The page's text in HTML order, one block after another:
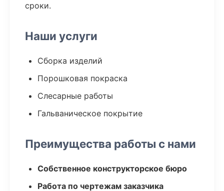
сроки.
Наши услуги
Сборка изделий
Порошковая покраска
Слесарные работы
Гальваническое покрытие
Преимущества работы с нами
Собственное конструкторское бюро
Работа по чертежам заказчика